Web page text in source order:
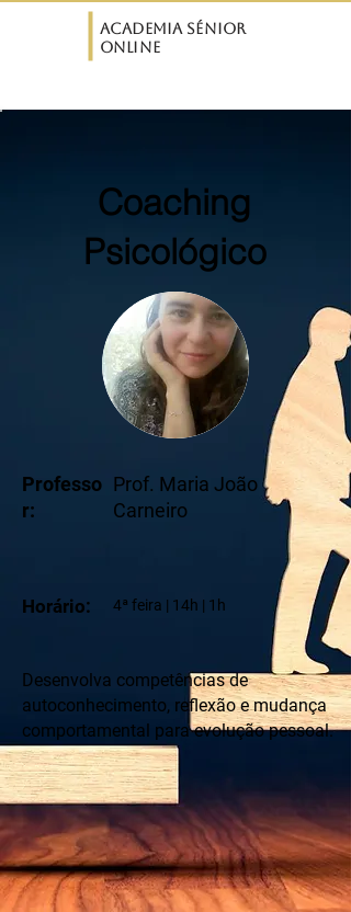
Academia Sénior
Online
Coaching
Psicológico
Professo
r:
Prof. Maria João
Carneiro
Horário: 4ª feira | 14h | 1h
Desenvolva competências de
autoconhecimento, reflexão e mudança
comportamental para evolução pessoal.